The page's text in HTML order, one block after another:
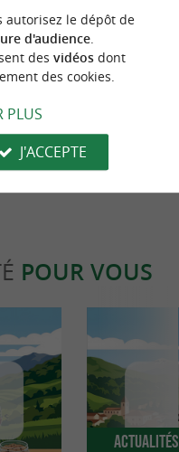
:
par un internaute
POUR VOUS
Actualités
autorisez le dépôt de
d'audience.
des vidéosdont
des cookies.
PLUS
J'ACCEPTE